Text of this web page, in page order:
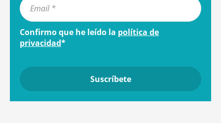
Confirmo que he leído la política de
privacidad*